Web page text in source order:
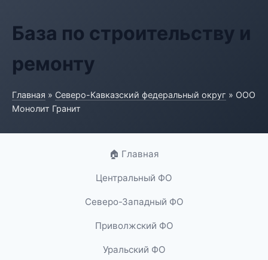
База по строительству и
ремонту
Главная » Северо-Кавказский федеральный округ » ООО
Монолит Гранит
🏠 Главная
Центральный ФО
Северо-Западный ФО
Приволжский ФО
Уральский ФО